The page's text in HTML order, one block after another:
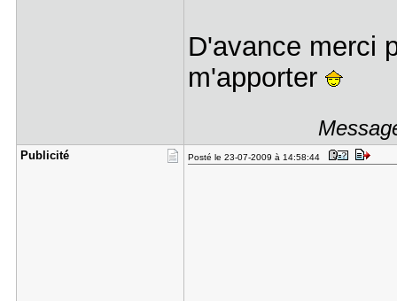
D'avance merci
m'apporter
Publicité Posté le 23-07-2009 à 14:58:44